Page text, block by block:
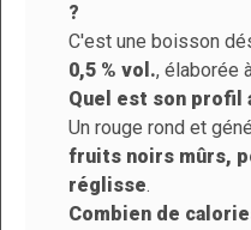
?
C'est une boisson
0,5 % vol., élaborée
Quel est son profil
Un rouge rond et
fruits noirs mûrs,
réglisse.
Combien de